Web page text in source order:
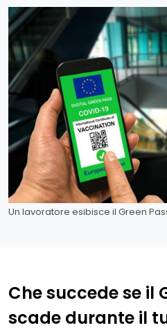
Un lavoratore esibisce il Green
Che succede se il
scade durante il